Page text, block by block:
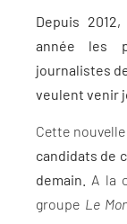
Depuis
année les
journalistes
veulent venir
Cette
candidats de
demain.
A la
groupe Le